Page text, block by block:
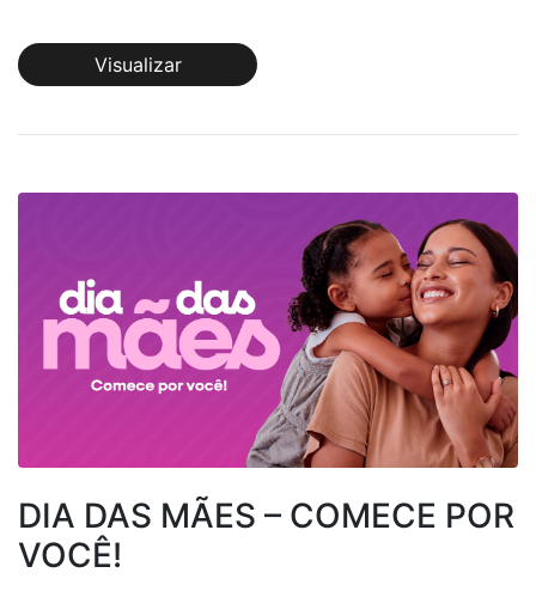
Visualizar
DIA DAS MÃES – COMECE POR
VOCÊ!